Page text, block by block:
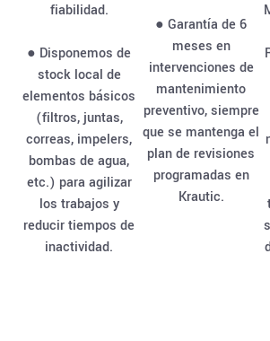
fiabilidad.
● Disponemos de
stock local de
elementos básicos
(filtros, juntas,
correas, impelers,
bombas de agua,
etc.) para agilizar
los trabajos y
reducir tiempos de
inactividad.
● Garantía de 6
meses en
intervenciones de
mantenimiento
preventivo, siempre
que se mantenga el
plan de revisiones
programadas en
Krautic.